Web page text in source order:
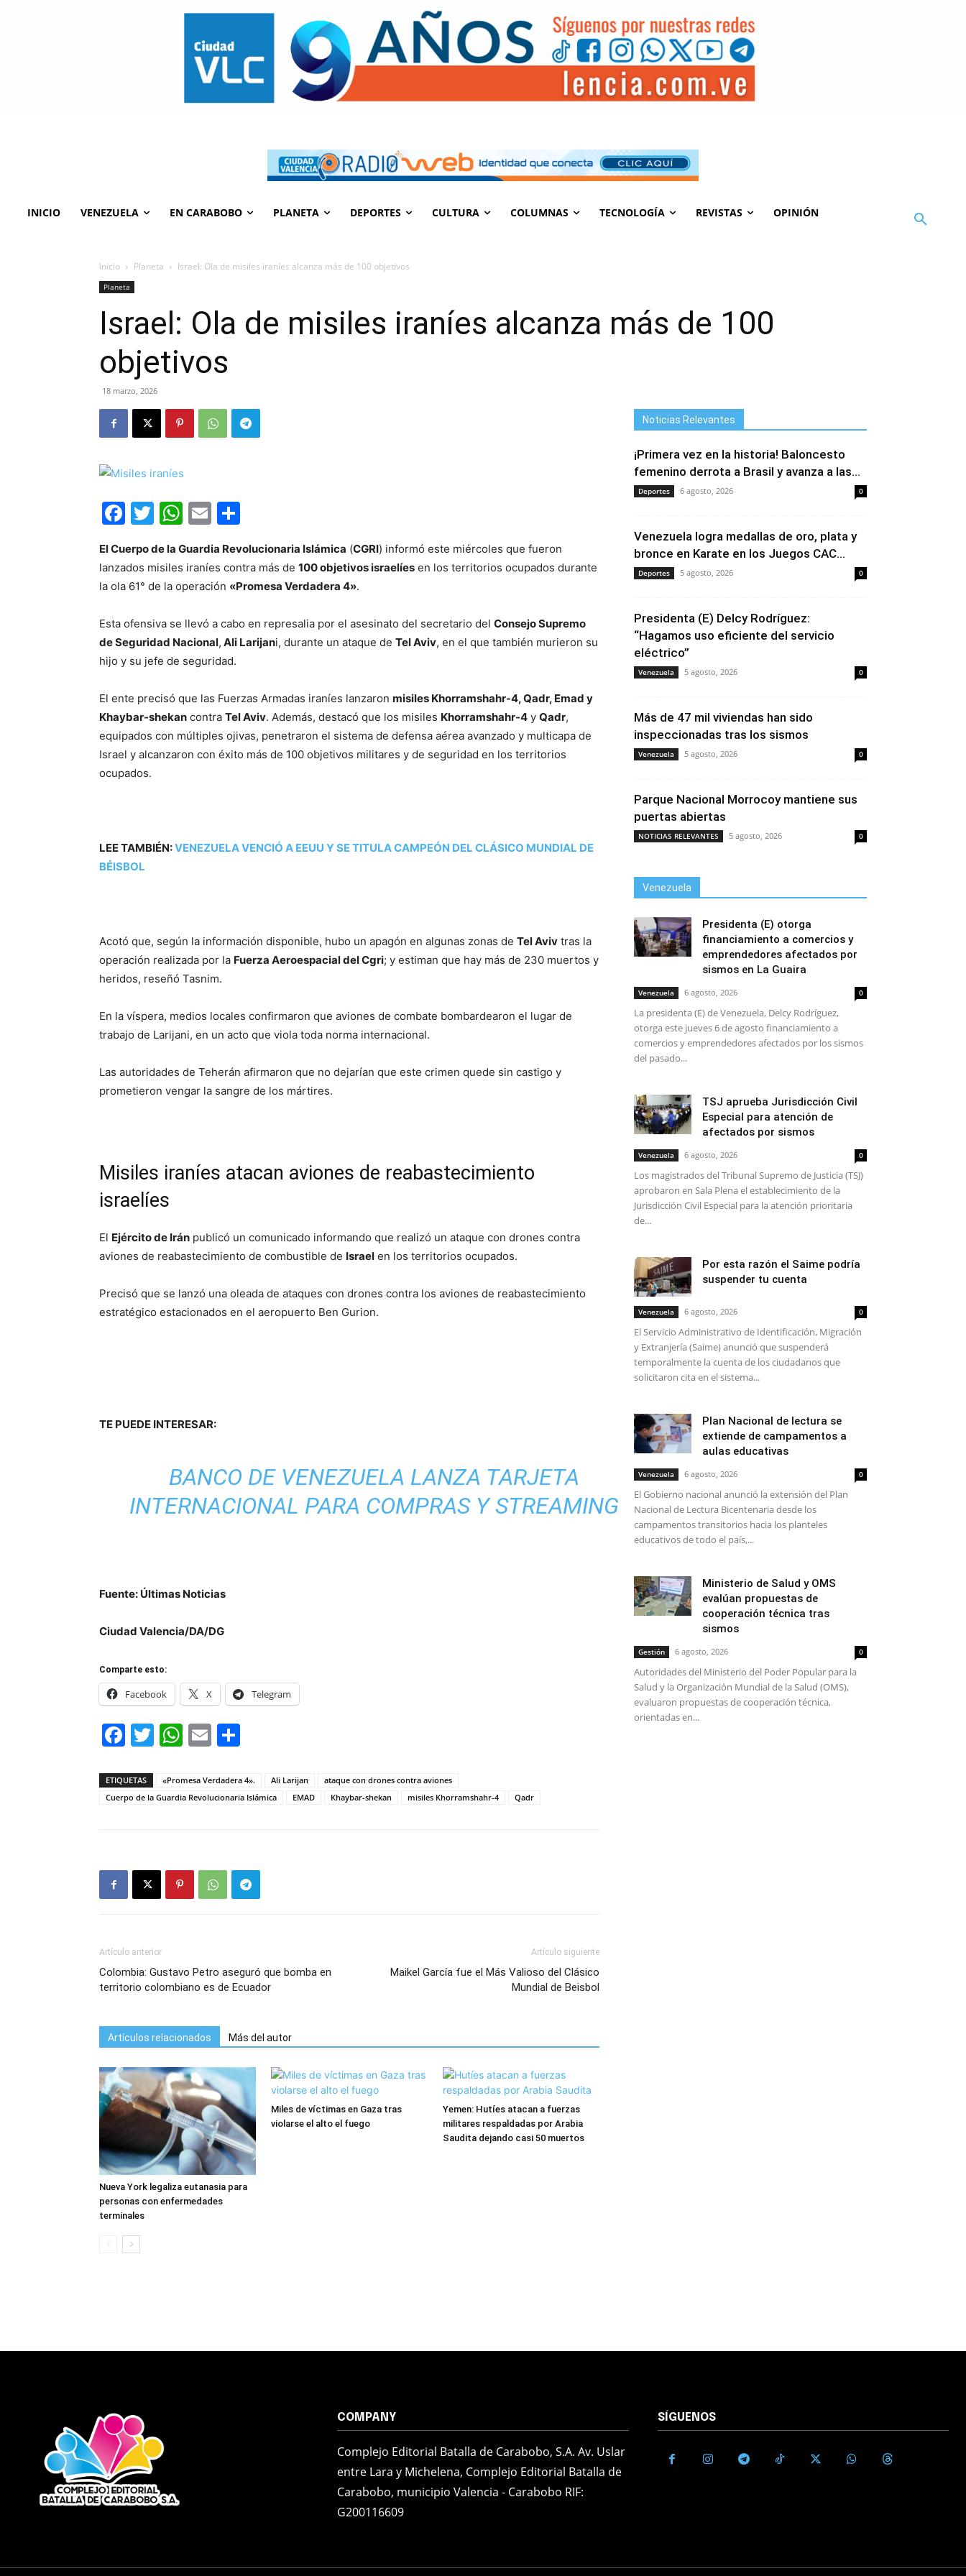
INICIO VENEZUELA EN CARABOBO PLANETA DEPORTES CULTURA COLUMNAS TECNOLOGÍA REVISTAS OPINIÓN
Inicio Planeta Israel: Ola de misiles iraníes alcanza más de 100 objetivos
Planeta
Israel: Ola de misiles iraníes alcanza más de 100
objetivos
18 marzo, 2026
Facebook
Twitter
WhatsApp
Email
El Cuerpo de la Guardia Revolucionaria Islámica (CGRI) informó este miércoles que fueron
lanzados misiles iraníes contra más de 100 objetivos israelíes en los territorios ocupados durante
la ola 61° de la operación «Promesa Verdadera 4».
Esta ofensiva se llevó a cabo en represalia por el asesinato del secretario del Consejo Supremo
de Seguridad Nacional, Ali Larijani, durante un ataque de Tel Aviv, en el que también murieron su
hijo y su jefe de seguridad.
El ente precisó que las Fuerzas Armadas iraníes lanzaron misiles Khorramshahr-4, Qadr, Emad y
Khaybar-shekan contra Tel Aviv. Además, destacó que los misiles Khorramshahr-4 y Qadr,
equipados con múltiples ojivas, penetraron el sistema de defensa aérea avanzado y multicapa de
Israel y alcanzaron con éxito más de 100 objetivos militares y de seguridad en los territorios
ocupados.
LEE TAMBIÉN:VENEZUELA VENCIÓ A EEUU Y SE TITULA CAMPEÓN DEL CLÁSICO MUNDIAL DE
BÉISBOL
Acotó que, según la información disponible, hubo un apagón en algunas zonas de Tel Aviv tras la
operación realizada por la Fuerza Aeroespacial del Cgri; y estiman que hay más de 230 muertos y
heridos, reseñó Tasnim.
En la víspera, medios locales confirmaron que aviones de combate bombardearon el lugar de
trabajo de Larijani, en un acto que viola toda norma internacional.
Las autoridades de Teherán afirmaron que no dejarían que este crimen quede sin castigo y
prometieron vengar la sangre de los mártires.
Misiles iraníes atacan aviones de reabastecimiento
israelíes
El Ejército de Irán publicó un comunicado informando que realizó un ataque con drones contra
aviones de reabastecimiento de combustible de Israel en los territorios ocupados.
Precisó que se lanzó una oleada de ataques con drones contra los aviones de reabastecimiento
estratégico estacionados en el aeropuerto Ben Gurion.
TE PUEDE INTERESAR:
BANCO DE VENEZUELA LANZA TARJETA
INTERNACIONAL PARA COMPRAS Y STREAMING
Fuente: Últimas Noticias
Ciudad Valencia/DA/DG
Comparte esto:
Facebook X Telegram
Facebook
Twitter
WhatsApp
Email
ETIQUETAS «Promesa Verdadera 4». Ali Larijan
ataque con drones contra aviones
Cuerpo de la Guardia Revolucionaria Islámica
EMAD Khaybar-shekan misiles Khorramshahr-4 Qadr
Artículo anterior
Colombia: Gustavo Petro aseguró que bomba en
territorio colombiano es de Ecuador
Artículo siguiente
Maikel García fue el Más Valioso del Clásico
Mundial de Beisbol
Artículos relacionados Más del autor
Nueva York legaliza eutanasia para
personas con enfermedades
terminales
Miles de víctimas en Gaza tras
violarse el alto el fuego
Yemen: Hutíes atacan a fuerzas
militares respaldadas por Arabia
Saudita dejando casi 50 muertos
Noticias Relevantes
¡Primera vez en la historia! Baloncesto
femenino derrota a Brasil y avanza a las...
Deportes 6 agosto, 2026 0
Venezuela logra medallas de oro, plata y
bronce en Karate en los Juegos CAC...
Deportes 5 agosto, 2026 0
Presidenta (E) Delcy Rodríguez:
“Hagamos uso eficiente del servicio
eléctrico”
Venezuela 5 agosto, 2026 0
Más de 47 mil viviendas han sido
inspeccionadas tras los sismos
Venezuela 5 agosto, 2026 0
Parque Nacional Morrocoy mantiene sus
puertas abiertas
NOTICIAS RELEVANTES 5 agosto, 2026 0
Venezuela
Presidenta (E) otorga
financiamiento a comercios y
emprendedores afectados por
sismos en La Guaira
Venezuela 6 agosto, 2026 0
La presidenta (E) de Venezuela, Delcy Rodríguez,
otorga este jueves 6 de agosto financiamiento a
comercios y emprendedores afectados por los sismos
del pasado...
TSJ aprueba Jurisdicción Civil
Especial para atención de
afectados por sismos
Venezuela 6 agosto, 2026 0
Los magistrados del Tribunal Supremo de Justicia (TSJ)
aprobaron en Sala Plena el establecimiento de la
Jurisdicción Civil Especial para la atención prioritaria
de...
Por esta razón el Saime podría
suspender tu cuenta
Venezuela 6 agosto, 2026 0
El Servicio Administrativo de Identificación, Migración
y Extranjería (Saime) anunció que suspenderá
temporalmente la cuenta de los ciudadanos que
solicitaron cita en el sistema...
Plan Nacional de lectura se
extiende de campamentos a
aulas educativas
Venezuela 6 agosto, 2026 0
El Gobierno nacional anunció la extensión del Plan
Nacional de Lectura Bicentenaria desde los
campamentos transitorios hacia los planteles
educativos de todo el país,...
Ministerio de Salud y OMS
evalúan propuestas de
cooperación técnica tras
sismos
Gestión 6 agosto, 2026 0
Autoridades del Ministerio del Poder Popular para la
Salud y la Organización Mundial de la Salud (OMS),
evaluaron propuestas de cooperación técnica,
orientadas en...
COMPANY
Complejo Editorial Batalla de Carabobo, S.A. Av. Uslar
entre Lara y Michelena, Complejo Editorial Batalla de
Carabobo, municipio Valencia - Carabobo RIF:
G200116609
SÍGUENOS